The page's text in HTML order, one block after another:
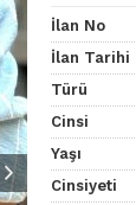
İlan No
İlan Tarihi
Türü
Cinsi
Yaşı
Cinsiyeti